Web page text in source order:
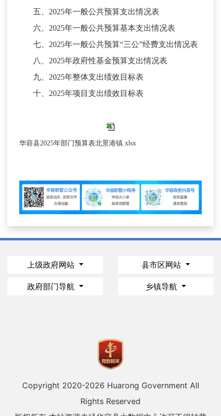
五、 2025年一般公共预算支出情况表
六、 2025年一般公共预算基本支出情况表
七、 2025年一般公共预算“三公”经费支出情况表
八、 2025年政府性基金预算支出情况表
九、 2025年整体支出绩效目标表
十、 2025年项目支出绩效目标表
华容县2025年部门预算表北景港镇.xlsx
上级政府网站 县市区网站
政府部门导航 乡镇导航
Copyright 2020-2026 Huarong Government All
Rights Reserved